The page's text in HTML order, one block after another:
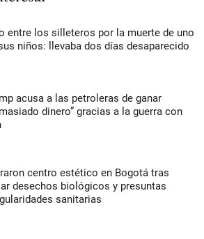
entre los silleteros por la muerte de uno
niños: llevaba dos días desaparecido
acusa a las petroleras de ganar
dinero” gracias a la guerra con
centro estético en Bogotá tras
desechos biológicos y presuntas
sanitarias